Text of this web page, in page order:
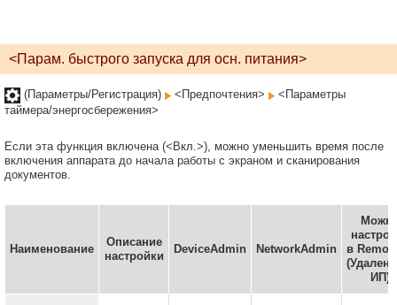
<Парам. быстрого запуска для осн. питания>
(Параметры/Регистрация) <Предпочтения>
<Параметры
таймера/энергосбережения>
Если эта функция включена (<Вкл.>), можно уменьшить время после
включения аппарата до начала работы с экраном и сканирования
документов.
Наименование
Описание
настройки
DeviceAdmin NetworkAdmin
в
ИП)